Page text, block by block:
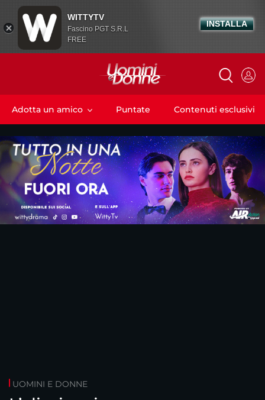
Adotta un amico Puntate Contenuti esclusivi
UOMINI E DONNE
WITTYTV
Fascino PGT S.R.L
FREE
INSTALLA